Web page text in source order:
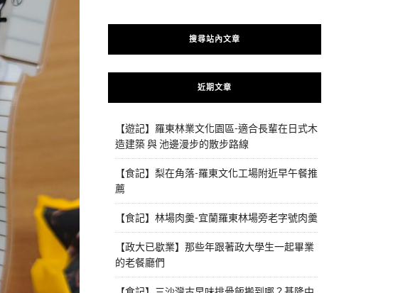
搜尋站內文章
近期文章
【遊記】羅東林業文化園區-適合長輩在日式木
造建築 與 池邊漫步的散步路線
【食記】梨在角落-羅東文化工場附近早午餐推
薦
【食記】林場肉羹-宜蘭羅東林場旁老字號肉羹
【政大已歇業】那些年跟著政大學生一起畢業
的老餐廳們